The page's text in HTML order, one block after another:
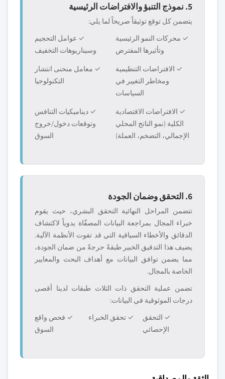
5. نموذج التنبؤ والافتراضات الرئيسية
يتضمن كل توقع توثيقاً صريحاً لما يلي:
✓ محركات النمو الرئيسية
وتأثيرها المفترض
✓ عوامل التحجيم
وسيناريوهات التخفيف
✓ الافتراضات التنظيمية
ومخاطر التغيير في
السياسات
✓ معامل منحنى انتشار
التكنولوجيا
✓ الافتراضات الاقتصادية
الكلية (نمو الناتج المحلي
الإجمالي، التضخم، العملة)
✓ ديناميكيات التنافس
وتوقعات دخول/خروج
السوق
6. التحقق وضمان الجودة
تتضمن المراحل النهائية التحقق البشري، حيث يقوم
خبراء المجال بمراجعة البيانات المصفّاة يدوياً لاكتشاف
الدقائق والأخطاء السياقية التي قد تفوت الأنظمة الآلية.
يضيف هذا التدقيق الخبير طبقةً حرجةً من ضمان الجودة،
مما يضمن توافق البيانات مع أهداف البحث والمعايير
الخاصة بالمجال.
تضمن عملية التحقق ذات الثلاث طبقات لدينا أقصى
درجات الموثوقية في البيانات:
✓ التحقق
الإحصائي
✓ تحقق الخبراء
✓ فحص واقع
السوق